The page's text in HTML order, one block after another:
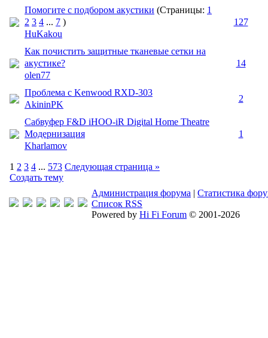
Помогите с подбором акустики (Страницы: 1
2 3 4 ... 7 )
HuKakou
127
Как почистить защитные тканевые сетки на
акустике?
olen77
14
Проблема с Kenwood RXD-303
AkininPK
2
Сабвуфер F&D iHOO-iR Digital Home Theatre
Модернизация
Kharlamov
1
1 2 3 4 ... 573 Следующая страница »
Создать тему
Администрация форума | Статистика
Список RSS
Powered by Hi Fi Forum © 2001-2026